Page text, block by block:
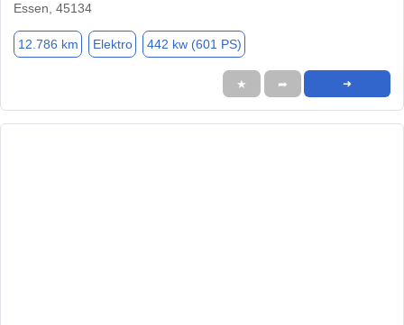
Essen, 45134
12.786 km Elektro 442 kw (601 PS)
★ ➦ ➜